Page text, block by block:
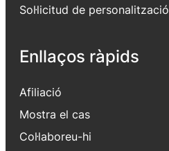
Sol·licitud de personalització
Enllaços ràpids
Afiliació
Mostra el cas
Col·laboreu-hi